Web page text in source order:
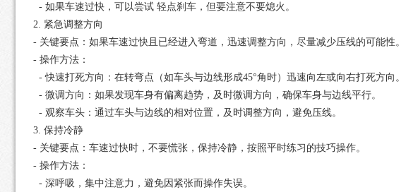
- 如果车速过快，可以尝试 轻点刹车，但要注意不要熄火。
2. 紧急调整方向
- 关键要点：如果车速过快且已经进入弯道，迅速调整方向，尽量减少压线的可能性。
- 操作方法：
- 快速打死方向：在转弯点（如车头与边线形成45°角时）迅速向左或向右打死方向。
- 微调方向：如果发现车身有偏离趋势，及时微调方向，确保车身与边线平行。
- 观察车头：通过车头与边线的相对位置，及时调整方向，避免压线。
3. 保持冷静
- 关键要点：车速过快时，不要慌张，保持冷静，按照平时练习的技巧操作。
- 操作方法：
- 深呼吸，集中注意力，避免因紧张而操作失误。